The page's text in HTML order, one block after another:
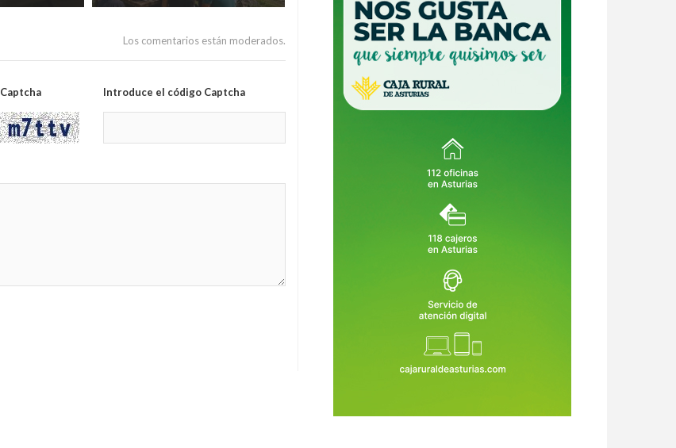
folixa continua
del cañonazo
el Prau Salcéu
Los comentarios están moderados.
Captcha Introduce el código Captcha